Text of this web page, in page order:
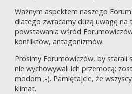
Ważnym aspektem naszego
dlatego zwracamy dużą uwagę na
powstawania wśród
konfliktów, antagonizmów.
Prosimy Forumowiczów, by starali
nie wychowywali ich przemocą;
modom ;-). Pamiętajcie, że
klimat.